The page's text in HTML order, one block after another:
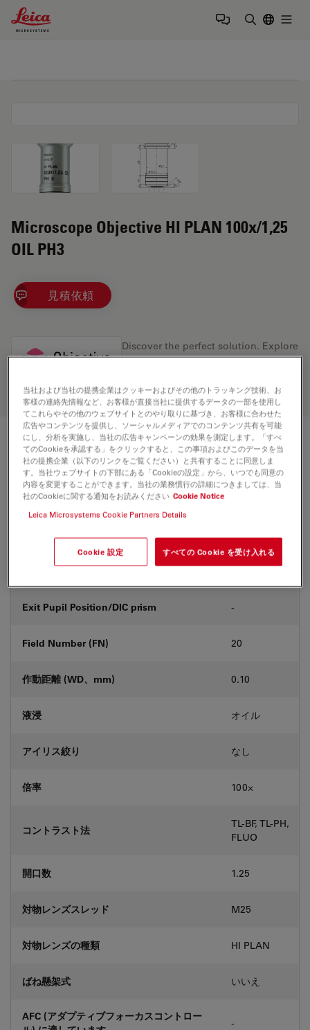
Leica Microsystems Logo
Microscope Objective HI PLAN 100x/1,25
OIL PH3
見積依頼
Discover the perfect solution. Explore
ourObjective Finder, compare
your needs.
技術仕様
製品番号
補正環 (CORR) -
カバーガラス
Exit Pupil Position/DIC prism -
Field Number (FN) 20
作動距離 (WD、mm) 0.10
液浸 オイル
アイリス絞り なし
倍率 100⨉
コントラスト法
TL-BF, TL-PH,
FLUO
開口数 1.25
対物レンズスレッド M25
対物レンズの種類 HI PLAN
ばね懸架式 いいえ
AFC (アダプティブフォーカスコントロー
-
当社および当社の提携企業はクッキーおよびその他のトラッキング技術、お
客様の連絡先情報など、お客様が直接当社に提供するデータの一部を使用し
てこれらやその他のウェブサイトとのやり取りに基づき、お客様に合わせた
広告やコンテンツを提供し、ソーシャルメディアでのコンテンツ共有を可能
にし、分析を実施し、当社の広告キャンペーンの効果を測定します。「すべ
てのCookieを承認する」をクリックすると、この事項およびこのデータを当
社の提携企業（以下のリンクをご覧ください）と共有することに同意しま
す。当社ウェブサイトの下部にある「Cookieの設定」から、いつでも同意の
内容を変更することができます。当社の業務慣行の詳細につきましては、当
社のCookieに関する通知をお読みください Cookie Notice
Leica Microsystems Cookie Partners Details
Cookie 設定 すべての Cookie を受け入れる